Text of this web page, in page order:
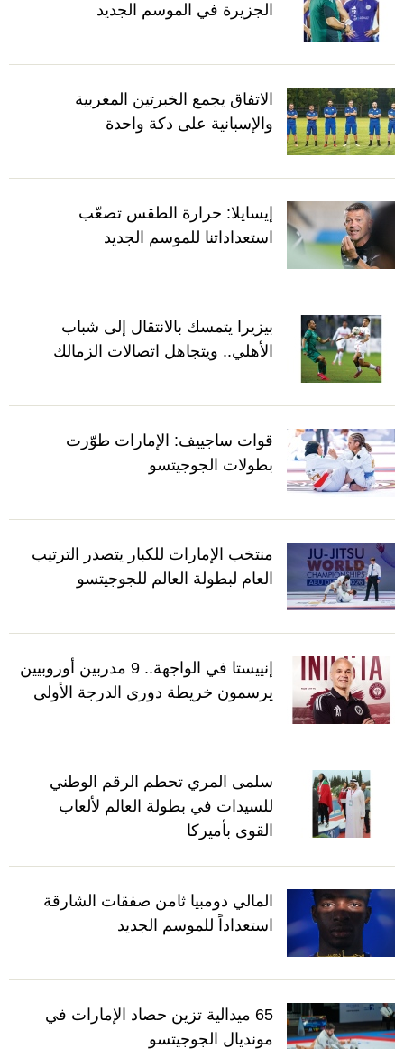
الجزيرة في الموسم الجديد
الاتفاق يجمع الخبرتين المغربية
والإسبانية على دكة واحدة
إيسايلا: حرارة الطقس تصعّب
استعداداتنا للموسم الجديد
بيزيرا يتمسك بالانتقال إلى شباب
الأهلي.. ويتجاهل اتصالات الزمالك
قوات ساجييف: الإمارات طوّرت
بطولات الجوجيتسو
منتخب الإمارات للكبار يتصدر الترتيب
العام لبطولة العالم للجوجيتسو
إنييستا في الواجهة.. 9 مدربين أوروبيين
يرسمون خريطة دوري الدرجة الأولى
سلمى المري تحطم الرقم الوطني
للسيدات في بطولة العالم لألعاب
القوى بأميركا
المالي دومبيا ثامن صفقات الشارقة
استعداداً للموسم الجديد
65 ميدالية تزين حصاد الإمارات في
مونديال الجوجيتسو